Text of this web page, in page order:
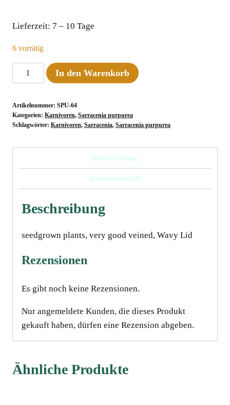
Lieferzeit: 7 – 10 Tage
6 vorrätig
Sarracenia
purpurea
venosa
Pale
15-
cm
In den Warenkorb
Artikelnummer: SPU-64
Kategorien: Karnivoren, Sarracenia purpurea
Schlagwörter: Karnivoren, Sarracenia, Sarracenia purpurea
Beschreibung
Rezensionen (0)
Beschreibung
seedgrown plants, very good veined, Wavy Lid
Rezensionen
Es gibt noch keine Rezensionen.
Nur angemeldete Kunden, die dieses Produkt
gekauft haben, dürfen eine Rezension abgeben.
Ähnliche Produkte